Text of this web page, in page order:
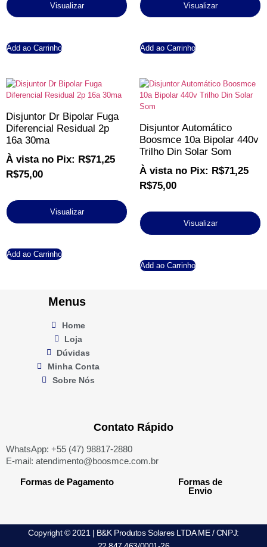
Visualizar
Add ao Carrinho
Visualizar
Add ao Carrinho
Disjuntor Dr Bipolar Fuga
Diferencial Residual 2p
16a 30ma
À vista no Pix: R$71,25
R$75,00
Visualizar
Add ao Carrinho
Disjuntor Automático
Boosmce 10a Bipolar 440v
Trilho Din Solar Som
À vista no Pix: R$71,25
R$75,00
Visualizar
Add ao Carrinho
Menus
Home
Loja
Dúvidas
Minha Conta
Sobre Nós
Contato Rápido
WhatsApp: +55 (47) 98817-2880
E-mail: atendimento@boosmce.com.br
Formas de Pagamento
Formas de
Envio
Copyright © 2021 | B&K Produtos Solares LTDA ME / CNPJ: